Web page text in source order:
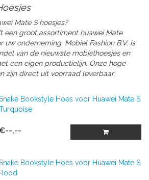
Mate S hoesjes?
een groot assortiment huawei Mate
uw onderneming. Mobiel Fashion B.V. is
van de nieuwste mobielhoesjes en
een eigen productielijn. Onze hoge
zijn direct uit voorraad leverbaar.
Bookstyle Hoes voor Huawei Mate S
,--
Bookstyle Hoes voor Huawei Mate S
Rood